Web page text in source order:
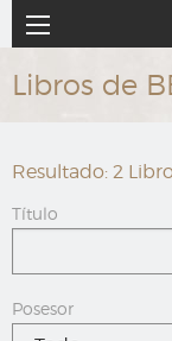
al
contenido
principal
Navegación
principal
Libros de
Resultado: 2
Título
Posesor